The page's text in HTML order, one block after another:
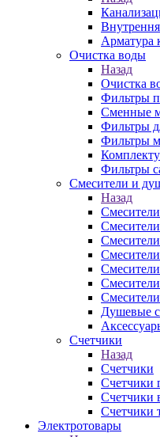
Арматура
Очистка воды
Назад
Очистка
Фильтры
Сменные
Фильтры
Фильтры
Фильтры
Смесители и
Назад
Душевые
Счетчики
Назад
Счетчики
Счетчики
Счетчики
Счетчики
Электротовары